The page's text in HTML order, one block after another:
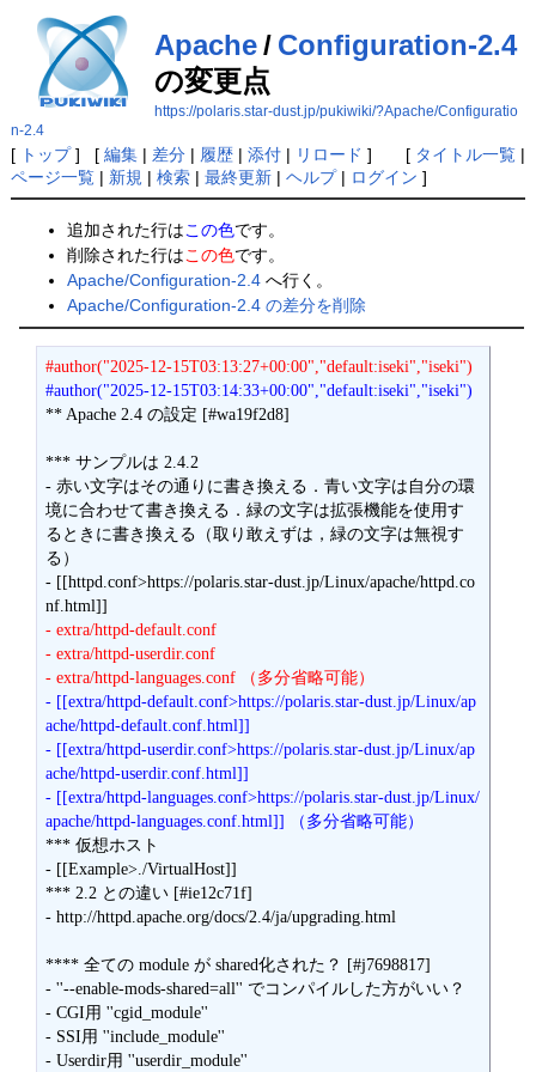
Apache/ Configuration-2.4
の変更点
https://polaris.star-dust.jp/pukiwiki/?Apache/Configuratio
n-2.4
[ トップ] [ 編集| 差分| 履歴| 添付| リロード ] [ タイトル一覧|
ページ一覧| 新規 | 検索| 最終更新| ヘルプ| ログイン ]
追加された行はこの色です。
削除された行はこの色です。
Apache/Configuration-2.4 へ行く。
Apache/Configuration-2.4 の差分を削除
#author("2025-12-15T03:13:27+00:00","default:iseki","iseki")
#author("2025-12-15T03:14:33+00:00","default:iseki","iseki")
** Apache 2.4 の設定 [#wa19f2d8]
*** サンプルは 2.4.2
- 赤い文字はその通りに書き換える．青い文字は自分の環
境に合わせて書き換える．緑の文字は拡張機能を使用す
るときに書き換える（取り敢えずは，緑の文字は無視す
る）
- [[httpd.conf>https://polaris.star-dust.jp/Linux/apache/httpd.co
- extra/httpd-default.conf
- extra/httpd-userdir.conf
- extra/httpd-languages.conf （多分省略可能）
- [[extra/httpd-default.conf>https://polaris.star-dust.jp/Linux/ap
ache/httpd-default.conf.html]]
- [[extra/httpd-userdir.conf>https://polaris.star-dust.jp/Linux/ap
ache/httpd-userdir.conf.html]]
- [[extra/httpd-languages.conf>https://polaris.star-dust.jp/Linux/
apache/httpd-languages.conf.html]] （多分省略可能）
*** 仮想ホスト
- [[Example>./VirtualHost]]
*** 2.2 との違い [#ie12c71f]
- http://httpd.apache.org/docs/2.4/ja/upgrading.html
**** 全ての module が shared化された？ [#j7698817]
- ''--enable-mods-shared=all'' でコンパイルした方がいい？
- CGI用 ''cgid_module''
- SSI用 ''include_module''
- Userdir用 ''userdir_module''